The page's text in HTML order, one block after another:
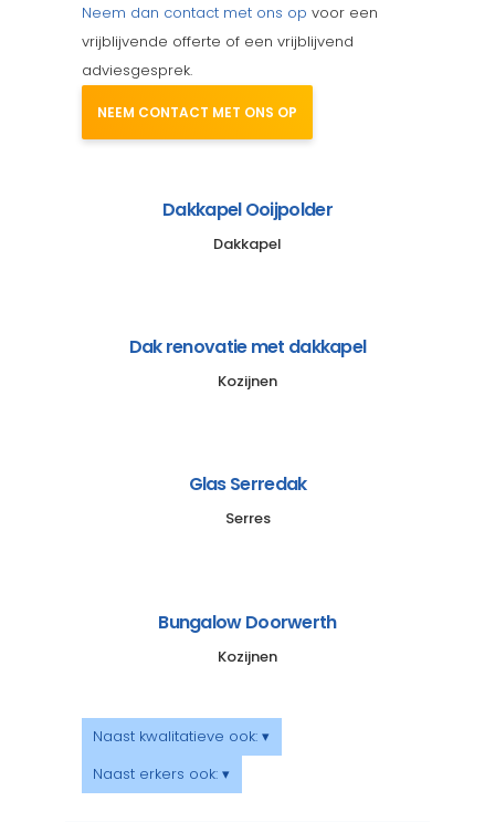
Neem dan contact met ons op voor een
vrijblijvende offerte of een vrijblijvend
adviesgesprek.
NEEM CONTACT MET ONS OP
Dakkapel Ooijpolder
Dakkapel
Dak renovatie met dakkapel
Kozijnen
Glas Serredak
Serres
Bungalow Doorwerth
Kozijnen
Naast kwalitatieve ook: ▾
Naast erkers ook: ▾